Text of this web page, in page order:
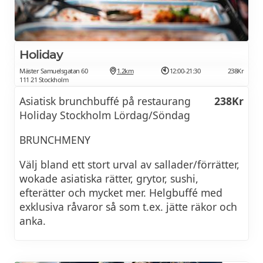
Fried eggs, garlic mushrooms, beans, confit
tomatoes
& organic sourdough —
Add potato rösti /
39Kr
Full (y)
Veggie vegan sausage, potato rösti, fried
eggs,
Garlic mushrooms, beans, confit tomatoes
& organic sourdough —
195Kr
Add avo /
44Kr
Holiday
Mäster Samuelsgatan 60
111 21 Stockholm
1.2km 12:00-21:30 238Kr
Asiatisk brunchbuffé på restaurang
Holiday Stockholm Lördag/Söndag
238Kr
BRUNCHMENY
Välj bland ett stort urval av sallader/förrätter,
wokade asiatiska rätter, grytor, sushi,
efterätter och mycket mer. Helgbuffé med
exklusiva råvaror så som t.ex. jätte räkor och
anka.